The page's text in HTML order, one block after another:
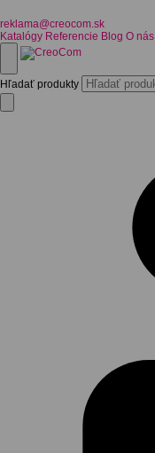
reklama@creocom.sk
Katalógy Referencie Blog O nás
Hľadať produkty